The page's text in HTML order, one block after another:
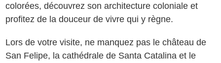
colorées, découvrez son architecture coloniale et
profitez de la douceur de vivre qui y règne.
Lors de votre visite, ne manquez pas le château de
San Felipe, la cathédrale de Santa Catalina et le